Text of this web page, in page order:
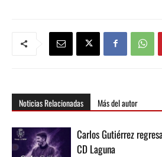
Noticias Relacionadas Más del autor
Carlos Gutiérrez
CD Laguna